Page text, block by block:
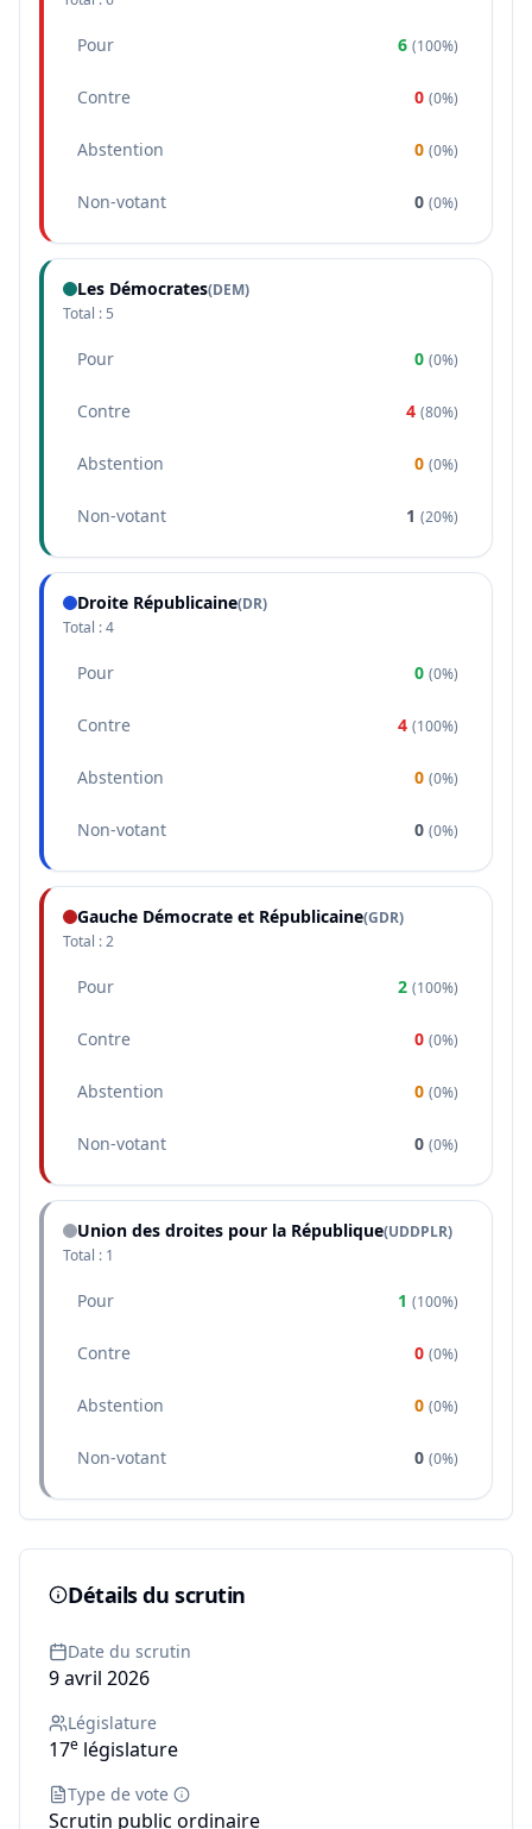
Pour 6 (100%)
Contre 0 (0%)
Abstention 0 (0%)
Non-votant 0 (0%)
Les Démocrates(DEM)
Total : 5
Pour 0 (0%)
Contre 4 (80%)
Abstention 0 (0%)
Non-votant 1 (20%)
Droite Républicaine(DR)
Total :4
Pour 0 (0%)
Contre 4 (100%)
Abstention 0 (0%)
Non-votant 0 (0%)
Gauche Démocrate et Républicaine(GDR)
Total :2
Pour 2 (100%)
Contre 0 (0%)
Abstention 0 (0%)
Non-votant 0 (0%)
Union des droites pour la République(UDDPLR)
Total : 1
Pour 1 (100%)
Contre 0 (0%)
Abstention 0 (0%)
Non-votant 0 (0%)
Détails du scrutin
Date du scrutin
9 avril 2026
Législature
17e législature
Type de vote
Scrutin public ordinaire